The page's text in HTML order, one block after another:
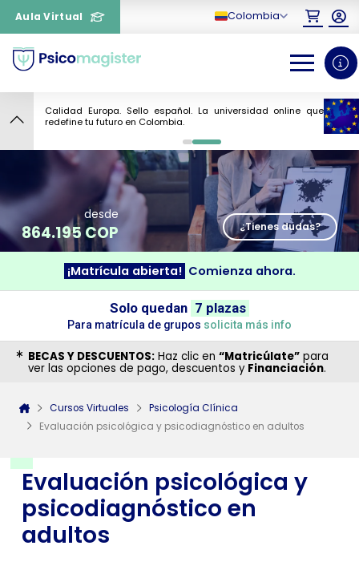
Aula Virtual Colombia
Calidad Europa. Sello español. La universidad online que
redefine tu futuro en Colombia.
0 1
Evaluación psicológica y
psicodiagnóstico en
adultos
7
desde
864.195 COP ¿Tienes dudas?
¡Matrícula abierta! Comienza ahora.
Solo quedan 7 plazas
Para matrícula de grupos solicita más info
BECAS Y DESCUENTOS: Haz clic en “Matricúlate” para
ver las opciones de pago, descuentos y Financiación.
Cursos Virtuales
Psicología Clínica
Evaluación psicológica y psicodiagnóstico en adultos
¿Necesitas más información
sobre un curso?